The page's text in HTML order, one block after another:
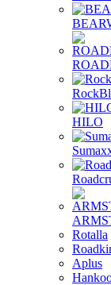
HILO
Rotalla
Aplus